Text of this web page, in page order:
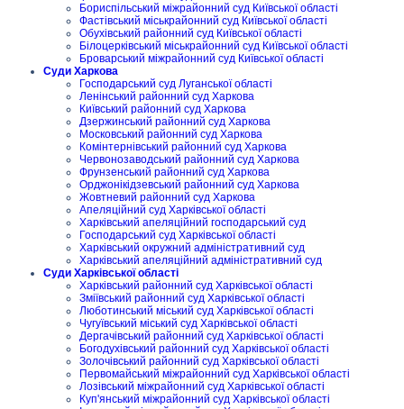
Бориспільський міжрайонний суд Київської області
Фастівський міськрайонний суд Київської області
Обухівський районний суд Київської області
Білоцерківський міськрайонний суд Київської області
Броварський міжрайонний суд Київської області
Суди Харкова
Господарський суд Луганської області
Ленінський районний суд Харкова
Київський районний суд Харкова
Дзержинський районний суд Харкова
Московський районний суд Харкова
Комінтернівський районний суд Харкова
Червонозаводський районний суд Харкова
Фрунзенський районний суд Харкова
Орджонікідзевський районний суд Харкова
Жовтневий районний суд Харкова
Апеляційний суд Харківської області
Харківський апеляційний господарський суд
Господарський суд Харківської області
Харківський окружний адміністративний суд
Харківський апеляційний адміністративний суд
Суди Харківської області
Харківський районний суд Харківської області
Зміївський районний суд Харківської області
Люботинський міський суд Харківської області
Чугуївський міський суд Харківської області
Дергачівський районний суд Харківської області
Богодухівський районний суд Харківської області
Золочівський районний суд Харківської області
Первомайський міжрайонний суд Харківської області
Лозівський міжрайонний суд Харківської області
Куп'янський міжрайонний суд Харківської області